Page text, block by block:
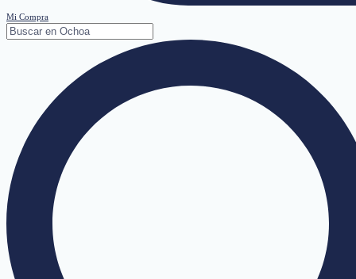
Mi Compra